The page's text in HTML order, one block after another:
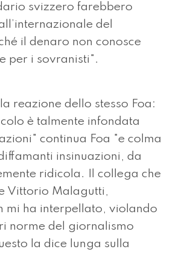
svizzero farebbero
del
il denaro non conosce
per i sovranisti".
reazione dello stesso Foa:
è talmente infondata
continua Foa "e colma
insinuazioni, da
ridicola. Il collega che
Vittorio Malagutti,
mi ha interpellato, violando
norme del giornalismo
la dice lunga sulla